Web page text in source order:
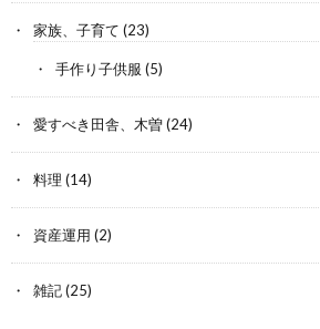
家族、子育て (23)
手作り子供服 (5)
愛すべき田舎、木曽(24)
料理 (14)
資産運用 (2)
雑記(25)